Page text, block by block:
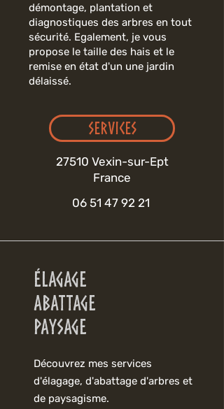
démontage, plantation et
diagnostiques des arbres en tout
sécurité. Egalement, je vous
propose le taille des hais et le
remise en état d'un une jardin
délaissé.
Services
27510 Vexin-sur-Ept
France
06 51 47 92 21
Élagage
Abattage
Paysage
Découvrez mes services
d'élagage, d'abattage d'arbres et
de paysagisme.